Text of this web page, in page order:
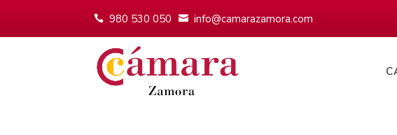
980 530 050 info@camarazamora.com